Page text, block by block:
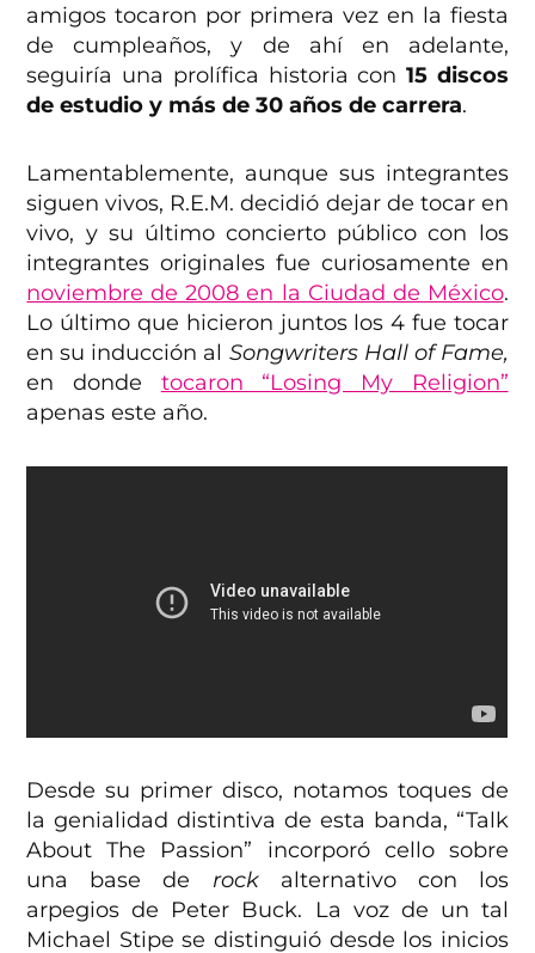
amigos tocaron por primera vez en la fiesta
de cumpleaños, y de ahí en adelante,
seguiría una prolífica historia con 15 discos
de estudio y más de 30 años de carrera.
Lamentablemente, aunque sus integrantes
siguen vivos, R.E.M. decidió dejar de tocar en
vivo, y su último concierto público con los
integrantes originales fue curiosamente en
noviembre de 2008 en la Ciudad de México.
Lo último que hicieron juntos los 4 fue tocar
en su inducción al Songwriters Hall of Fame,
en donde tocaron “Losing My Religion”
apenas este año.
Desde su primer disco, notamos toques de
la genialidad distintiva de esta banda, “Talk
About The Passion” incorporó cello sobre
una base de rock alternativo con los
arpegios de Peter Buck. La voz de un tal
Michael Stipe se distinguió desde los inicios